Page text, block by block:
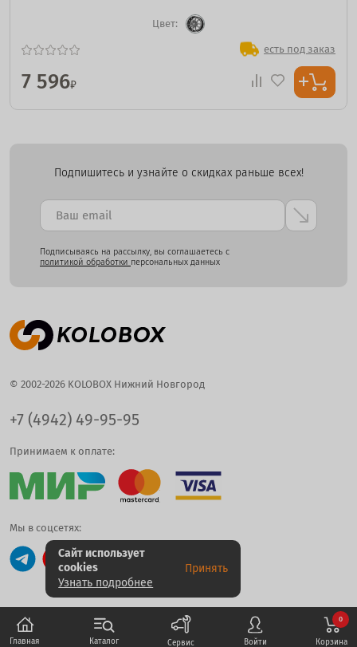
Цвет:
есть под заказ
7 596₽
Подпишитесь и узнайте о скидках раньше всех!
Подписываясь на рассылку, вы соглашаетесь с
политикой обработки персональных данных
© 2002-2026 KOLOBOX Нижний Новгород
+7 (4942) 49-95-95
Принимаем к оплате:
Мы в соцсетях:
Главная Каталог Сервис Войти
0
Корзина
Сайт использует
cookies
Узнать подробнее
Принять